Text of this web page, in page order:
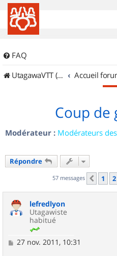
FAQ
UtagawaVTT (Randos VTT et VTTAE avec traces GPS)
Accueil
Coup de
Modérateur : Modérateurs
Répondre
57 messages 1 2
lefredlyon
Utagawiste
habitué
M
27 nov. 2011, 10:31